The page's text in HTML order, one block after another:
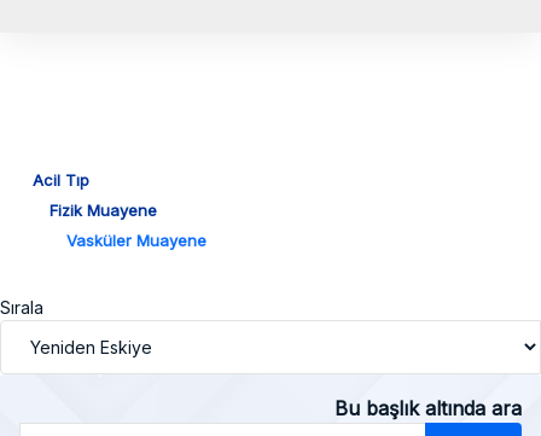
Acil Tıp
Fizik Muayene
Vasküler Muayene
Sırala
Bu başlık altında ara